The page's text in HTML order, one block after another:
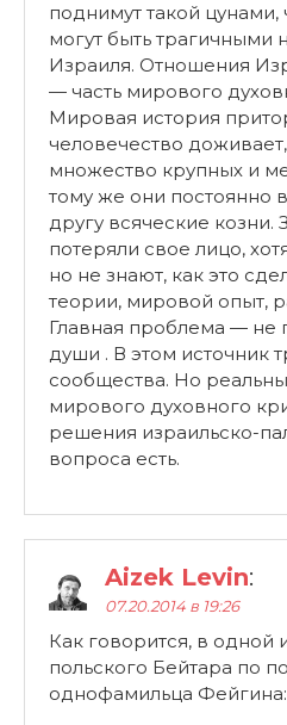
поднимут такой цунами,
могут быть трагичными
Израиля. Отношения
— часть мирового
Мировая история
человечество
множество крупных и
тому же они постоянно
другу всяческие козни.
потеряли свое лицо,
но не знают, как это
теории, мировой опыт,
Главная проблема — не
души . В этом источник
сообщества. Но
мирового духовного
решения израильско-
вопроса есть.
Aizek Levin:
07.20.2014 в 19:26
Как говорится, в одной
польского Бейтара по
однофамильца Фейгина: